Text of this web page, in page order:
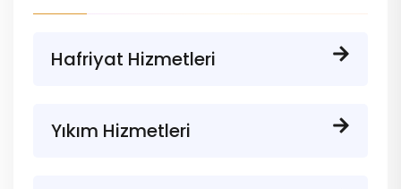
Hafriyat Hizmetleri
Yıkım Hizmetleri